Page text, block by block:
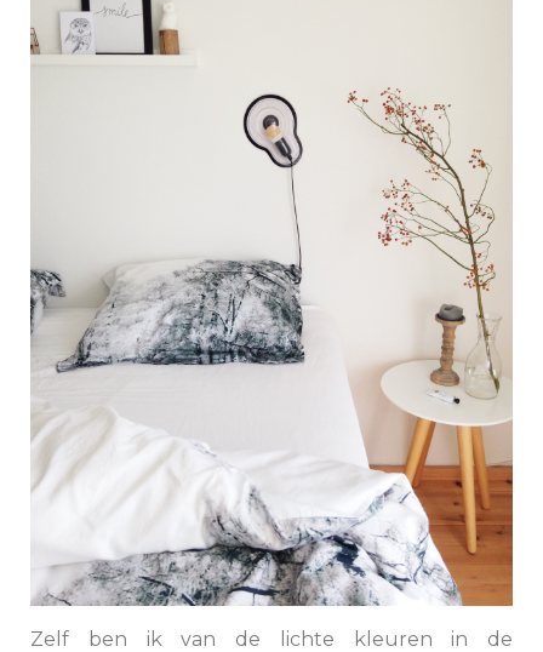
Zelf ben ik van de lichte kleuren in de